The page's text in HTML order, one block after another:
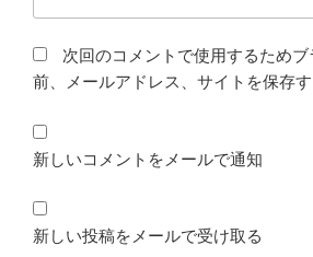
次回のコメントで使用するため
前、メールアドレス、サイトを保存す
新しいコメントをメールで通知
新しい投稿をメールで受け取る